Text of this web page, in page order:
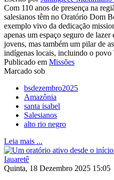
Com 110 anos de presença na
salesianos têm no Oratório Dom
exemplo vivo da dedicação
apenas um espaço seguro de
jovens, mas também um pilar de
indígenas locais, incluindo o povo
Publicado em Missões
Marcado sob
bsdezembro2025
Amazônia
santa isabel
Salesianos
alto rio negro
Leia mais ...
Quinta, 18 Dezembro 2025 15:05